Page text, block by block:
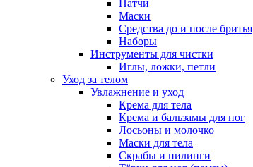
Патчи
Маски
Средства до и после бритья
Наборы
Инструменты для чистки
Иглы, ложки, петли
Уход за телом
Увлажнение и уход
Крема для тела
Крема и бальзамы для ног
Лосьоны и молочко
Маски для тела
Скрабы и пилинги